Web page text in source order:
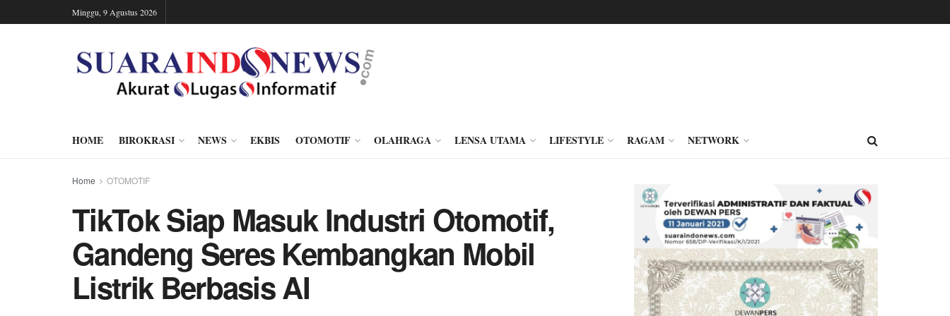
Minggu, 9 Agustus 2026
HOME BIROKRASI NEWS EKBIS OTOMOTIF OLAHRAGA LENSA UTAMA LIFESTYLE RAGAM NETWORK
Home OTOMOTIF
TikTok Siap Masuk Industri Otomotif,
Gandeng Seres Kembangkan Mobil
Listrik Berbasis AI